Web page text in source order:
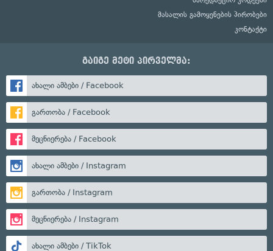
მასალის გამოყენების პირობები
კონტაქტი
გაიგე მეტი პირველმა:
ახალი ამბები / Facebook
გართობა / Facebook
მეცნიერება / Facebook
ახალი ამბები / Instagram
გართობა / Instagram
მეცნიერება / Instagram
ახალი ამბები / TikTok